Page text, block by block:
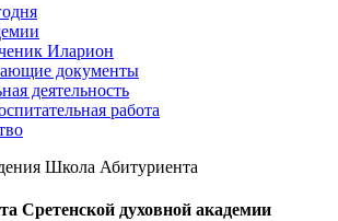
Иларион
документы
деятельность
работа
Школа Абитуриента
Сретенской духовной академии